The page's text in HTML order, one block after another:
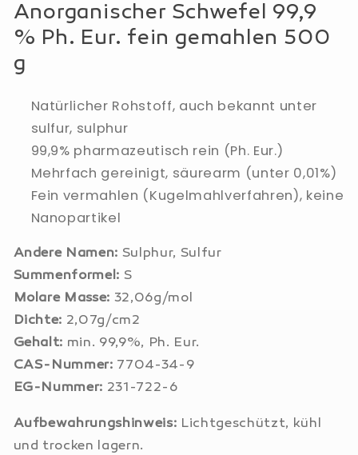
Anorganischer Schwefel 99,9
% Ph. Eur. fein gemahlen 500
g
Natürlicher Rohstoff, auch bekannt unter
sulfur, sulphur
99,9% pharmazeutisch rein (Ph. Eur.)
Mehrfach gereinigt, säurearm (unter 0,01%)
Fein vermahlen (Kugelmahlverfahren), keine
Nanopartikel
Andere Namen: Sulphur, Sulfur
Summenformel: S
Molare Masse: 32,06g/mol
Dichte: 2,07g/cm2
Gehalt: min. 99,9%, Ph. Eur.
CAS-Nummer: 7704-34-9
EG-Nummer: 231-722-6
Aufbewahrungshinweis: Lichtgeschützt, kühl
und trocken lagern.